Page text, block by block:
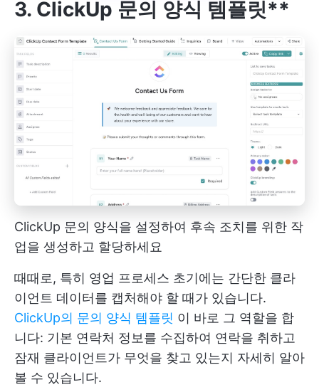
3. ClickUp 문의 양식 템플릿**
ClickUp 문의 양식을 설정하여 후속 조치를 위한 작
업을 생성하고 할당하세요
때때로, 특히 영업 프로세스 초기에는 간단한 클라
이언트 데이터를 캡처해야 할 때가 있습니다.
ClickUp의 문의 양식 템플릿 이 바로 그 역할을 합
니다: 기본 연락처 정보를 수집하여 연락을 취하고
잠재 클라이언트가 무엇을 찾고 있는지 자세히 알아
볼 수 있습니다.